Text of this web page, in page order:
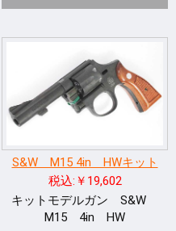
S&W M15 4in HWキット
税込:￥19,602
キットモデルガン S&W
M15 4in HW